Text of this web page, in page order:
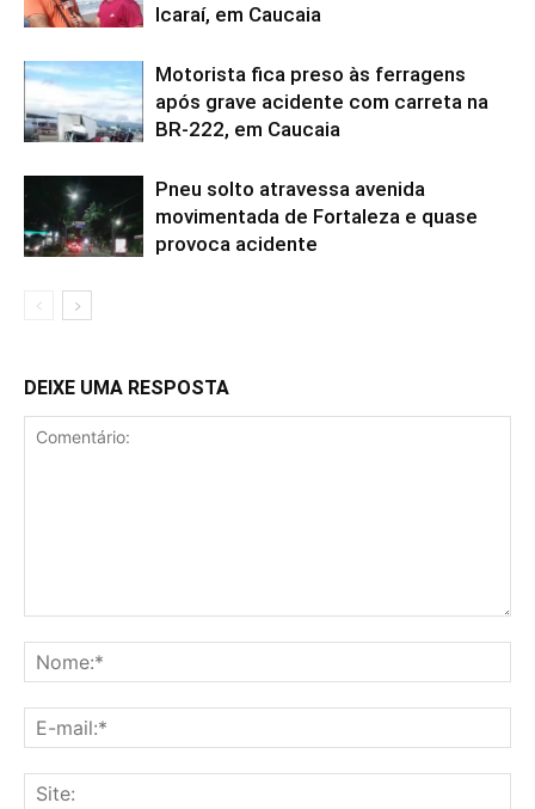
Icaraí, em Caucaia
Motorista fica preso às ferragens
após grave acidente com carreta na
BR-222, em Caucaia
Pneu solto atravessa avenida
movimentada de Fortaleza e quase
provoca acidente
DEIXE UMA RESPOSTA